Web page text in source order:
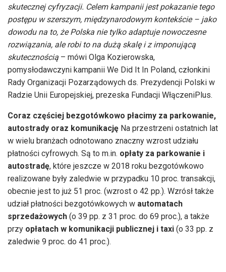
skutecznej cyfryzacji. Celem kampanii jest pokazanie tego
postępu w szerszym, międzynarodowym kontekście – jako
dowodu na to, że Polska nie tylko adaptuje nowoczesne
rozwiązania, ale robi to na dużą skalę i z imponującą
skutecznością – mówi Olga Kozierowska,
pomysłodawczyni kampanii We Did It In Poland, członkini
Rady Organizacji Pozarządowych ds. Prezydencji Polski w
Radzie Unii Europejskiej, prezeska Fundacji WłączeniPlus.
Coraz częściej bezgotówkowo płacimy za parkowanie,
autostrady oraz komunikację Na przestrzeni ostatnich lat
w wielu branżach odnotowano znaczny wzrost udziału
płatności cyfrowych. Są to m.in. opłaty za parkowanie i
autostradę, które jeszcze w 2018 roku bezgotówkowo
realizowane były zaledwie w przypadku 10 proc. transakcji,
obecnie jest to już 51 proc. (wzrost o 42 pp.). Wzrósł także
udział płatności bezgotówkowych w automatach
sprzedażowych (o 39 pp. z 31 proc. do 69 proc.), a także
przy opłatach w komunikacji publicznej i taxi (o 33 pp. z
zaledwie 9 proc. do 41 proc.).